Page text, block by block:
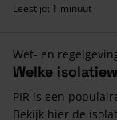
Leestijd: 1 minuut
Wet- en
Welke
PIR is een
Bekijk hier de